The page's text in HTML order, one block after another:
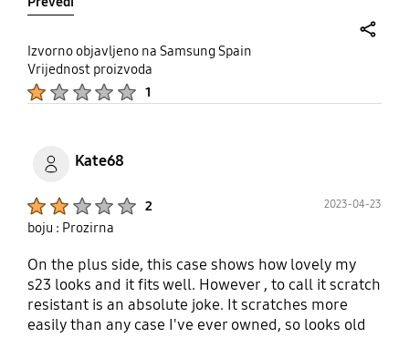
Izvorno objavljeno na Samsung Spain
Vrijednost proizvoda
1
Kate68
2 2023-04-23
boju : Prozirna
On the plus side, this case shows how lovely my
s23 looks and it fits well. However , to call it scratch
resistant is an absolute joke. It scratches more
easily than any case I've ever owned, so looks old